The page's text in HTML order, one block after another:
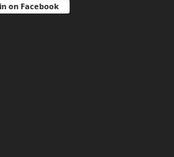
on Facebook